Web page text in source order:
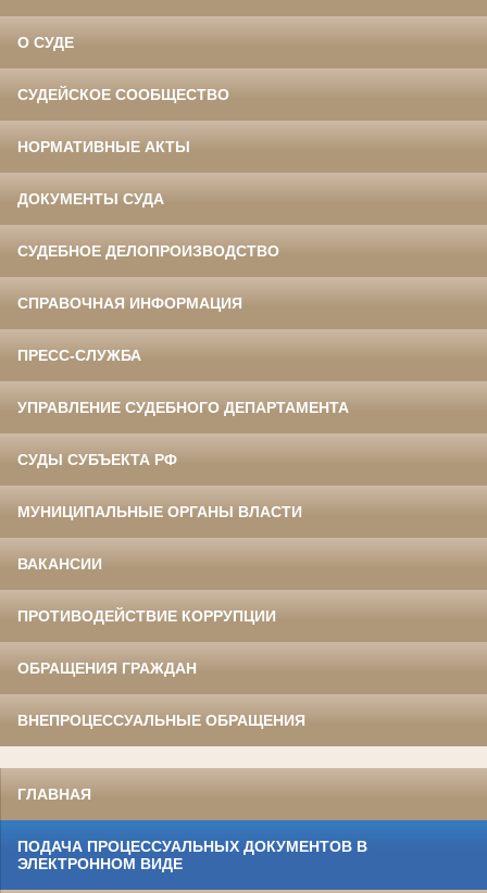
О СУДЕ
СУДЕЙСКОЕ СООБЩЕСТВО
НОРМАТИВНЫЕ АКТЫ
ДОКУМЕНТЫ СУДА
СУДЕБНОЕ ДЕЛОПРОИЗВОДСТВО
СПРАВОЧНАЯ ИНФОРМАЦИЯ
ПРЕСС-СЛУЖБА
УПРАВЛЕНИЕ СУДЕБНОГО ДЕПАРТАМЕНТА
СУДЫ СУБЪЕКТА РФ
МУНИЦИПАЛЬНЫЕ ОРГАНЫ ВЛАСТИ
ВАКАНСИИ
ПРОТИВОДЕЙСТВИЕ КОРРУПЦИИ
ОБРАЩЕНИЯ ГРАЖДАН
ВНЕПРОЦЕССУАЛЬНЫЕ ОБРАЩЕНИЯ
ГЛАВНАЯ
ПОДАЧА ПРОЦЕССУАЛЬНЫХ ДОКУМЕНТОВ В
ЭЛЕКТРОННОМ ВИДЕ